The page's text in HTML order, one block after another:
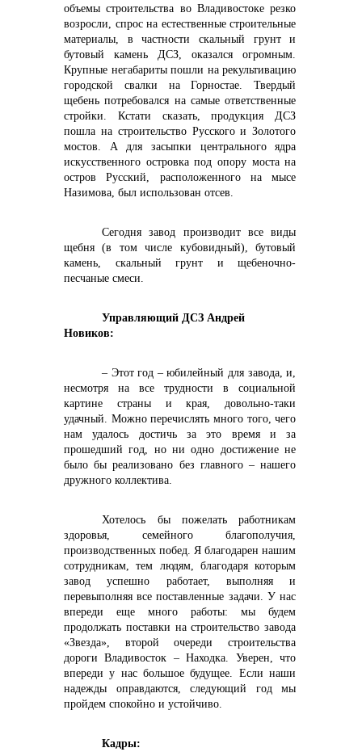
info@vostokcement.ru
объемы строительства во Владивостоке резко
возросли, спрос на естественные строительные
материалы, в частности скальный грунт и
бутовый камень ДСЗ, оказался огромным.
Крупные негабариты пошли на рекультивацию
городской свалки на Горностае. Твердый
щебень потребовался на самые ответственные
стройки. Кстати сказать, продукция ДСЗ
пошла на строительство Русского и Золотого
мостов. А для засыпки центрального ядра
искусственного островка под опору моста на
остров Русский, расположенного на мысе
Назимова, был использован отсев.
Сегодня завод производит все виды
щебня (в том числе кубовидный), бутовый
камень, скальный грунт и щебеночно-
песчаные смеси.
Управляющий ДСЗ Андрей
Новиков:
– Этот год – юбилейный для завода, и,
несмотря на все трудности в социальной
картине страны и края, довольно-таки
удачный. Можно перечислять много того, чего
нам удалось достичь за это время и за
прошедший год, но ни одно достижение не
было бы реализовано без главного – нашего
дружного коллектива.
Хотелось бы пожелать работникам
здоровья, семейного благополучия,
производственных побед. Я благодарен нашим
сотрудникам, тем людям, благодаря которым
завод успешно работает, выполняя и
перевыполняя все поставленные задачи. У нас
впереди еще много работы: мы будем
продолжать поставки на строительство завода
«Звезда», второй очереди строительства
дороги Владивосток – Находка. Уверен, что
впереди у нас большое будущее. Если наши
надежды оправдаются, следующий год мы
пройдем спокойно и устойчиво.
Кадры: